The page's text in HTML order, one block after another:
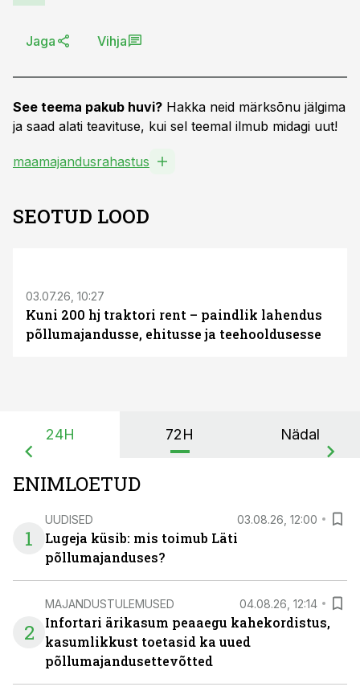
Jaga Vihja
See teema pakub huvi? Hakka neid märksõnu jälgima
ja saad alati teavituse, kui sel teemal ilmub midagi uut!
maamajandusrahastus
SEOTUD LOOD
03.07.26, 10:27
Kuni 200 hj traktori rent – paindlik lahendus
põllumajandusse, ehitusse ja teehooldusesse
24H 72H Nädal
ENIMLOETUD
1
UUDISED 03.08.26, 12:00
Lugeja küsib: mis toimub Läti
põllumajanduses?
2
MAJANDUSTULEMUSED 04.08.26, 12:14
Infortari ärikasum peaaegu kahekordistus,
kasumlikkust toetasid ka uued
põllumajandusettevõtted